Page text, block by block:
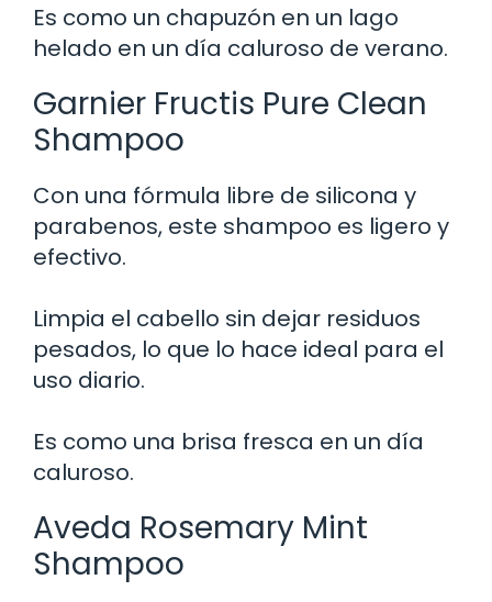
Es como un chapuzón en un lago
helado en un día caluroso de verano.
Garnier Fructis Pure Clean
Shampoo
Con una fórmula libre de silicona y
parabenos, este shampoo es ligero y
efectivo.
Limpia el cabello sin dejar residuos
pesados, lo que lo hace ideal para el
uso diario.
Es como una brisa fresca en un día
caluroso.
Aveda Rosemary Mint
Shampoo